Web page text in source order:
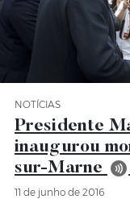
Categoria Notícias
NOTÍCIAS
Presidente
inaugurou
sur-Marne
11 de junho de 2016